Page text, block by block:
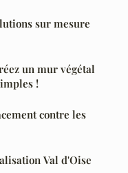
sur mesure
un mur végétal
!
contre les
Val d'Oise